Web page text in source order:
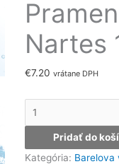
Nartes
€7.20 vrátane DPH
množstvo
Pramenitá
Nartes
Pridať do
Kategória: Barelova